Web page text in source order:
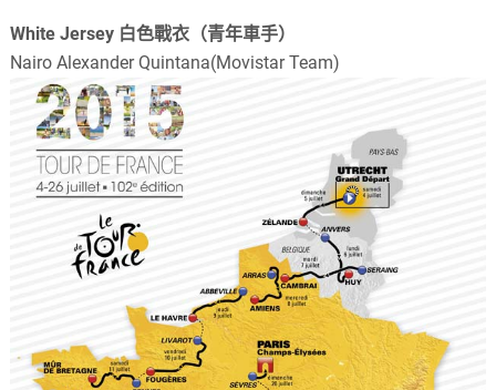
White Jersey 白色戰衣（青年車手）
Nairo Alexander Quintana(Movistar Team)